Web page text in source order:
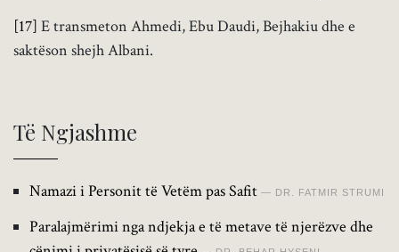
[17] E transmeton Ahmedi, Ebu Daudi, Bejhakiu dhe e
saktëson shejh Albani.
Të Ngjashme
Namazi i Personit të Vetëm pas Safit DR. FATMIR STRUMI
Paralajmërimi nga ndjekja e të metave të njerëzve dhe